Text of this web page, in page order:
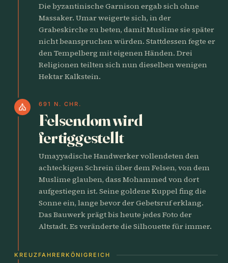
Die byzantinische Garnison ergab sich ohne
Massaker. Umar weigerte sich, in der
Grabeskirche zu beten, damit Muslime sie später
nicht beanspruchen würden. Stattdessen fegte er
den Tempelberg mit eigenen Händen. Drei
Religionen teilten sich nun dieselben wenigen
Hektar Kalkstein.
church 691 N. CHR.
Felsendom wird
fertiggestellt
Umayyadische Handwerker vollendeten den
achteckigen Schrein über dem Felsen, von dem
Muslime glauben, dass Mohammed von dort
aufgestiegen ist. Seine goldene Kuppel fing die
Sonne ein, lange bevor der Gebetsruf erklang.
Das Bauwerk prägt bis heute jedes Foto der
Altstadt. Es veränderte die Silhouette für immer.
KREUZFAHRERKÖNIGREICH